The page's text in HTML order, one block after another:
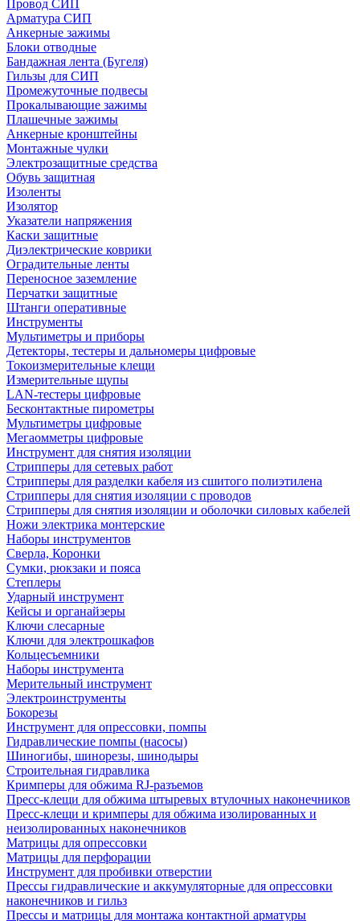
Провод СИП
Арматура СИП
Анкерные зажимы
Блоки отводные
Бандажная лента (Бугеля)
Гильзы для СИП
Промежуточные подвесы
Прокалывающие зажимы
Плашечные зажимы
Анкерные кронштейны
Монтажные чулки
Электрозащитные средства
Обувь защитная
Изоленты
Изолятор
Указатели напряжения
Каски защитные
Диэлектрические коврики
Оградительные ленты
Переносное заземление
Перчатки защитные
Штанги оперативные
Инструменты
Мультиметры и приборы
Детекторы, тестеры и дальномеры цифровые
Токоизмерительные клещи
Измерительные щупы
LAN-тестеры цифровые
Бесконтактные пирометры
Мультиметры цифровые
Мегаомметры цифровые
Инструмент для снятия изоляции
Стрипперы для сетевых работ
Стрипперы для разделки кабеля из сшитого полиэтилена
Cтрипперы для снятия изоляции с проводов
Стрипперы для снятия изоляции и оболочки силовых кабелей
Ножи электрика монтерские
Наборы инструментов
Сверла, Коронки
Сумки, рюкзаки и пояса
Степлеры
Ударный инструмент
Кейсы и органайзеры
Ключи слесарные
Ключи для электрошкафов
Кольцесъемники
Наборы инструмента
Мерительный инструмент
Электроинструменты
Бокорезы
Инструмент для опрессовки, помпы
Гидравлические помпы (насосы)
Шиногибы, шинорезы, шинодыры
Строительная гидравлика
Кримперы для обжима RJ-разъемов
Пресс-клещи для обжима штыревых втулочных наконечников
Пресс-клещи и кримперы для обжима изолированных и
неизолированных наконечников
Матрицы для опрессовки
Матрицы для перфорации
Инструмент для пробивки отверстии
Прессы гидравлические и аккумуляторные для опрессовки
наконечников и гильз
Прессы и матрицы для монтажа контактной арматуры